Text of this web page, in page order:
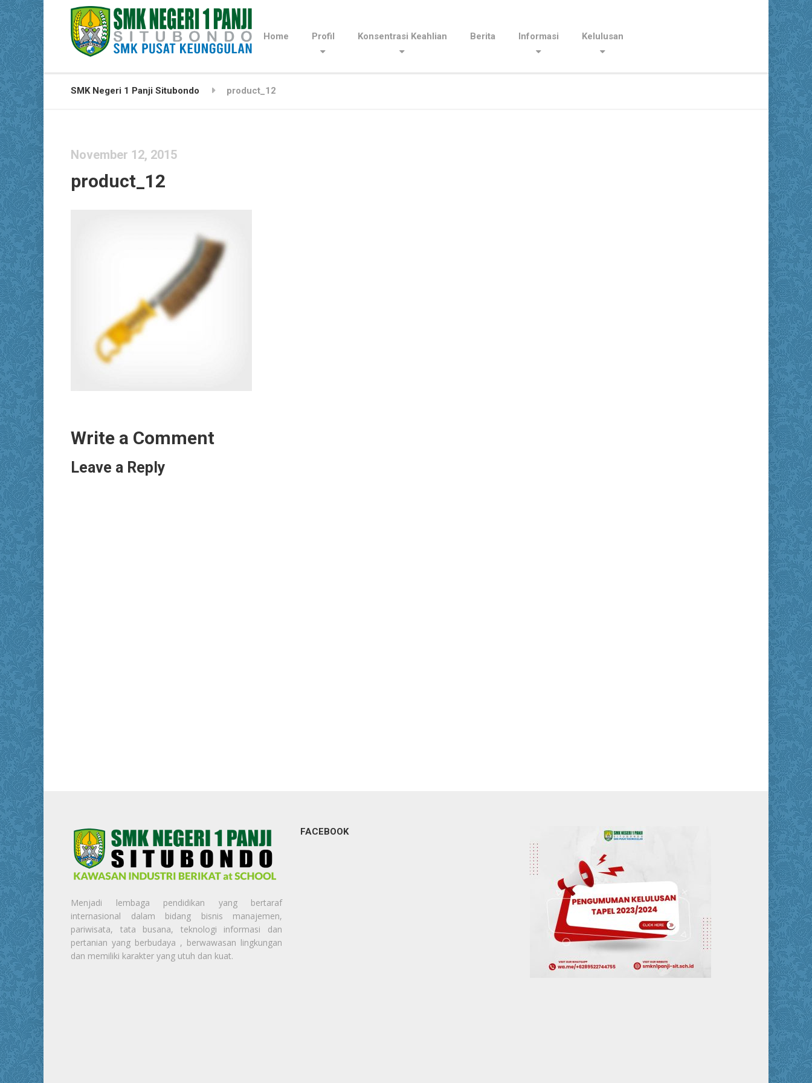
Home Profil Konsentrasi Keahlian Berita Informasi Kelulusan
SMK Negeri 1 Panji Situbondo product_12
November 12, 2015
product_12
Write a Comment
Leave a Reply
Menjadi lembaga pendidikan yang bertaraf
internasional dalam bidang bisnis manajemen,
pariwisata, tata busana, teknologi informasi dan
pertanian yang berbudaya , berwawasan lingkungan
dan memiliki karakter yang utuh dan kuat.
FACEBOOK